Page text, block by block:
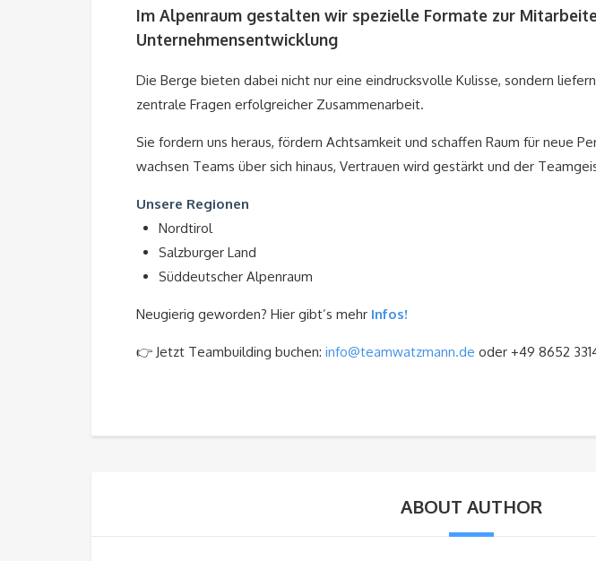
Im Alpenraum gestalten wir spezielle Formate zur
Unternehmensentwicklung
Die Berge bieten dabei nicht nur eine eindrucksvolle Kulisse, sondern
zentrale Fragen erfolgreicher Zusammenarbeit.
Sie fordern uns heraus, fördern Achtsamkeit und schaffen Raum für neue
wachsen Teams über sich hinaus, Vertrauen wird gestärkt und der
Unsere Regionen
Nordtirol
Salzburger Land
Süddeutscher Alpenraum
Neugierig geworden? Hier gibt’s mehr Infos!
👉 Jetzt Teambuilding buchen: info@teamwatzmann.de oder +49 8652
ABOUT AUTHOR